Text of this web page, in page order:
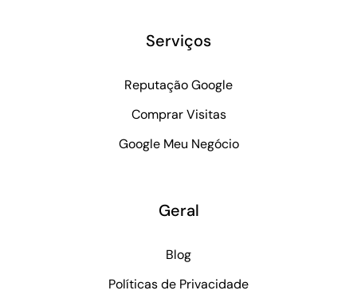
Serviços
Reputação Google
Comprar Visitas
Google Meu Negócio
Geral
Blog
Políticas de Privacidade